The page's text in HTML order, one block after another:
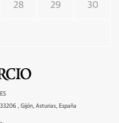
28 29 30
, Gijón, Asturias, España